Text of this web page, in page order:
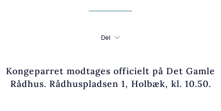
Del
Kongeparret modtages officielt på Det Gamle
Rådhus. Rådhuspladsen 1, Holbæk, kl. 10.50.